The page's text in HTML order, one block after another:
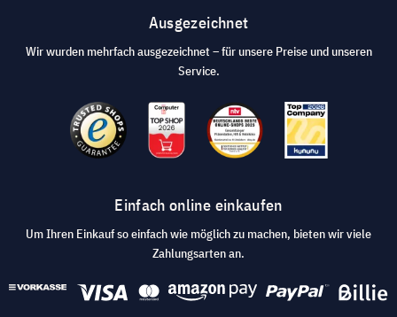
Ausgezeichnet
Wir wurden mehrfach ausgezeichnet – für unsere Preise und unseren
Service.
Einfach online einkaufen
Um Ihren Einkauf so einfach wie möglich zu machen, bieten wir viele
Zahlungsarten an.